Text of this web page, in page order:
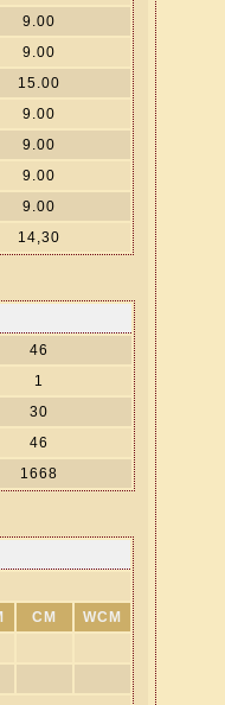
9.00
9.00
15.00
9.00
9.00
9.00
9.00
14,30
46
1
30
46
1668
CM
WCM